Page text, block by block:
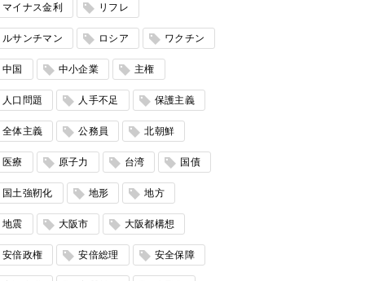
マイナス金利 リフレ
ルサンチマン ロシア ワクチン
中国 中小企業 主権
人口問題 人手不足 保護主義
全体主義 公務員 北朝鮮
医療 原子力 台湾 国債
国土強靭化 地形 地方
地震 大阪市 大阪都構想
安倍政権 安倍総理 安全保障